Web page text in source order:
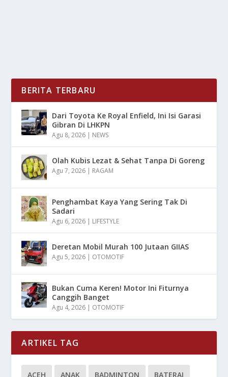
BERITA TERBARU
Dari Toyota Ke Royal Enfield, Ini Isi Garasi
Gibran Di LHKPN
Agu 8, 2026 | NEWS
Olah Kubis Lezat & Sehat Tanpa Di Goreng
Agu 7, 2026 | RAGAM
Penghambat Kaya Yang Sering Tak Di
Sadari
Agu 6, 2026 | LIFESTYLE
Deretan Mobil Murah 100 Jutaan GIIAS
Agu 5, 2026 | OTOMOTIF
Bukan Cuma Keren! Motor Ini Fiturnya
Canggih Banget
Agu 4, 2026 | OTOMOTIF
ARTIKEL TAG
ACEH ANAK BADMINTON BATERAI